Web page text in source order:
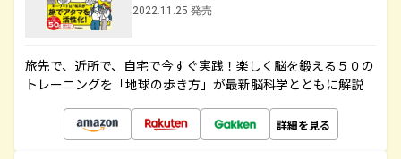
2022.11.25 発売
旅先で、近所で、自宅で今すぐ実践！楽しく脳を鍛える５０の
トレーニングを「地球の歩き方」が最新脳科学とともに解説
詳細を見る